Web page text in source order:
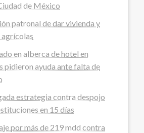
de México
patronal de dar vivienda y
en alberca de hotel en
pidieron ayuda ante falta de
estrategia contra despojo
en 15 días
por más de 219 mdd contra